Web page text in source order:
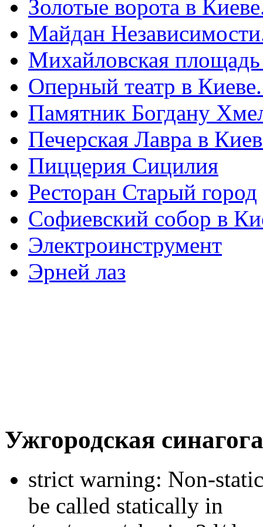
Золотые ворота в
Майдан
Михайловская
Оперный театр в
Памятник Богдану
Печерская Лавра в
Пиццерия Сицилия
Ресторан Старый город
Софиевский собор в
Электроинструмент
Эрней лаз
Ужгородская
strict warning: Non-
be called statically in